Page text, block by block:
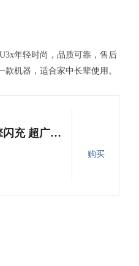
年轻时尚，品质可靠，售后
机器，适合家中长辈使用。
vivo U3x 3GB+32GB 子夜黑 5000mAh大电池 18W双引擎闪充 超广角AI三摄 骁龙665处理器 全网通4G手机
购买